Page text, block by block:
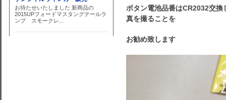
ボタン電池品番はCR2032交
真を撮ることを
お勧め致します